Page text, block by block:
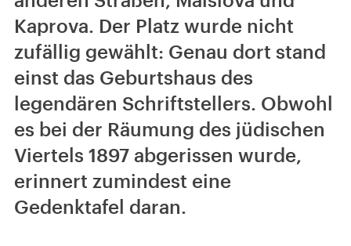
Kaprova. Der Platz wurde nicht
zufällig gewählt: Genau dort stand
einst das Geburtshaus des
legendären Schriftstellers. Obwohl
es bei der Räumung des jüdischen
Viertels 1897 abgerissen wurde,
erinnert zumindest eine
Gedenktafel daran.